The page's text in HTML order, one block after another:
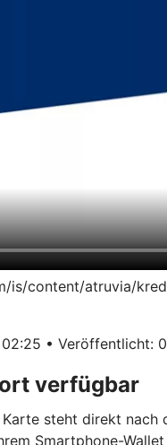
is/content/atruvia/
02:25 • Veröffentlicht:
verfügbar
steht direkt nach
Smartphone-